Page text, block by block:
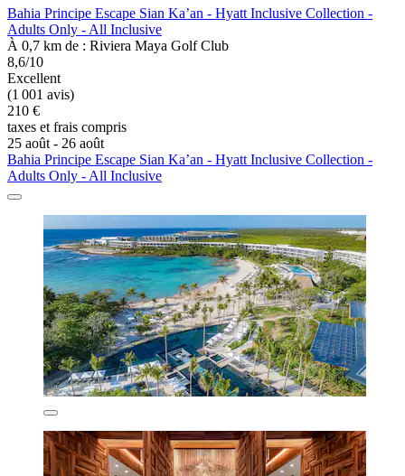
Bahia Principe Escape Sian Ka’an - Hyatt Inclusive Collection -
Adults Only - All Inclusive
À 0,7 km de : Riviera Maya Golf Club
8,6/10
Excellent
(1 001 avis)
210 €
taxes et frais compris
25 août - 26 août
Bahia Principe Escape Sian Ka’an - Hyatt Inclusive Collection -
Adults Only - All Inclusive